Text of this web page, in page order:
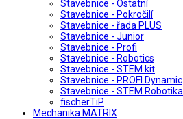
Stavebnice - Ostatní
Stavebnice - Pokročilí
Stavebnice - řada PLUS
Stavebnice - Junior
Stavebnice - Profi
Stavebnice - Robotics
Stavebnice - STEM kit
Stavebnice - PROFI Dynamic
Stavebnice - STEM Robotika
fischerTiP
Mechanika MATRIX